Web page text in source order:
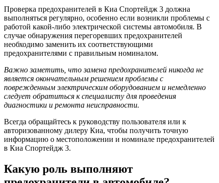
Проверка предохранителей в Киа Спортейдж 3 должна
выполняться регулярно, особенно если возникли проблемы с
работой какой-либо электрической системы автомобиля. В
случае обнаружения перегоревших предохранителей
необходимо заменить их соответствующими
предохранителями с правильным номиналом.
Важно заметить, что замена предохранителей никогда не
является окончательным решением проблемы с
поврежденным электрическим оборудованием и немедленно
следует обратиться к специалисту для проведения
диагностики и ремонта неисправности.
Всегда обращайтесь к руководству пользователя или к
авторизованному дилеру Киа, чтобы получить точную
информацию о местоположении и номинале предохранителей
в Киа Спортейдж 3.
Какую роль выполняют